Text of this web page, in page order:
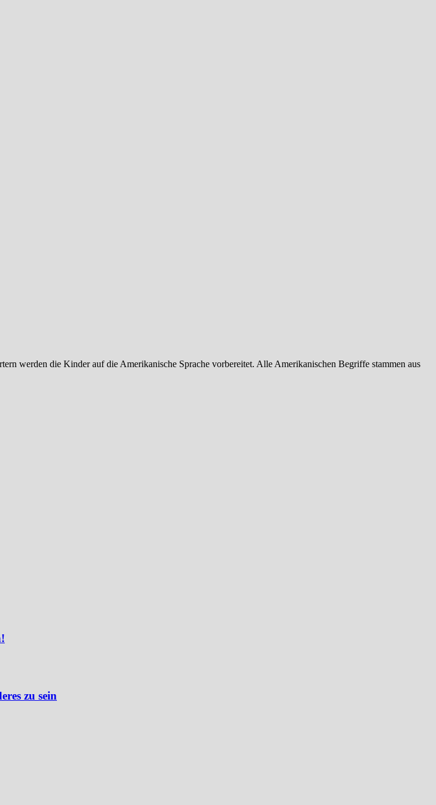
werden die Kinder auf die Amerikanische Sprache vorbereitet. Alle Amerikanischen Begriffe stammen aus
zu sein